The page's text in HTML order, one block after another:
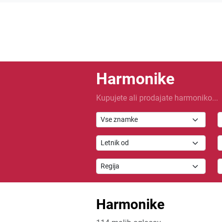
Harmonike
Kupujete ali prodajate harmoniko...
Vse znamke
Harmonike